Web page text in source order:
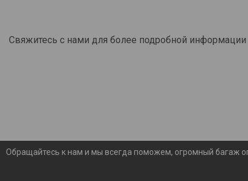
Отзывы
Свяжитесь с нами для более подробной информации
Обращайтесь к нам и мы всегда поможем, огромный багаж